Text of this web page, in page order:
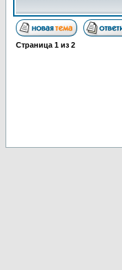
Страница 1 из 2